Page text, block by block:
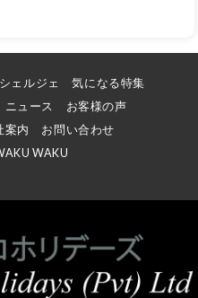
ェルジェ
気になる特集
ニュース
お客様の声
案内
お問い合わせ
WAKU